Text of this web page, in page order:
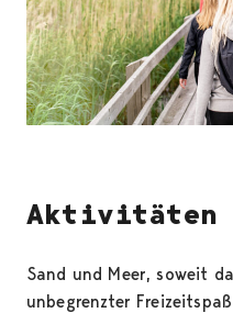
Aktivitäten
Sand und Meer, soweit
unbegrenzter